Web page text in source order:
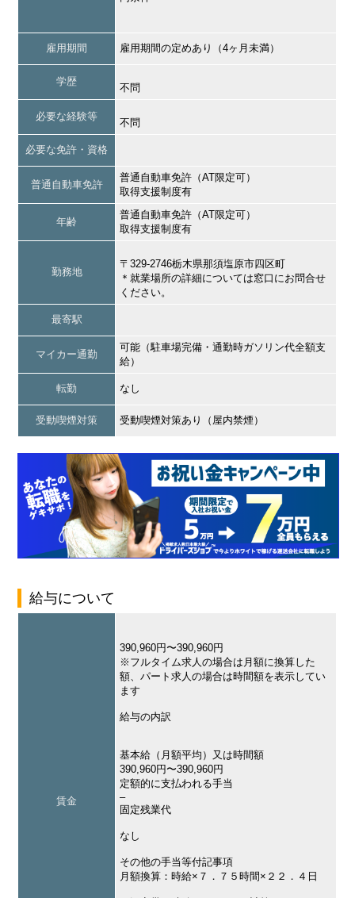
雇用期間 雇用期間の定めあり（4ヶ月未満）
学歴
不問
必要な経験等
不問
必要な免許・資格
普通自動車免許
普通自動車免許（AT限定可）
取得支援制度有
年齢
普通自動車免許（AT限定可）
取得支援制度有
勤務地
〒329-2746栃木県那須塩原市四区町
＊就業場所の詳細については窓口にお問合せ
ください。
最寄駅
マイカー通勤
可能（駐車場完備・通勤時ガソリン代全額支
給）
転勤 なし
受動喫煙対策 受動喫煙対策あり（屋内禁煙）
給与について
賃金
390,960円〜390,960円
※フルタイム求人の場合は月額に換算した
額、パート求人の場合は時間額を表示してい
ます
給与の内訳
基本給（月額平均）又は時間額
390,960円〜390,960円
定額的に支払われる手当
–
固定残業代
なし
その他の手当等付記事項
月額換算：時給×７．７５時間×２２．４日